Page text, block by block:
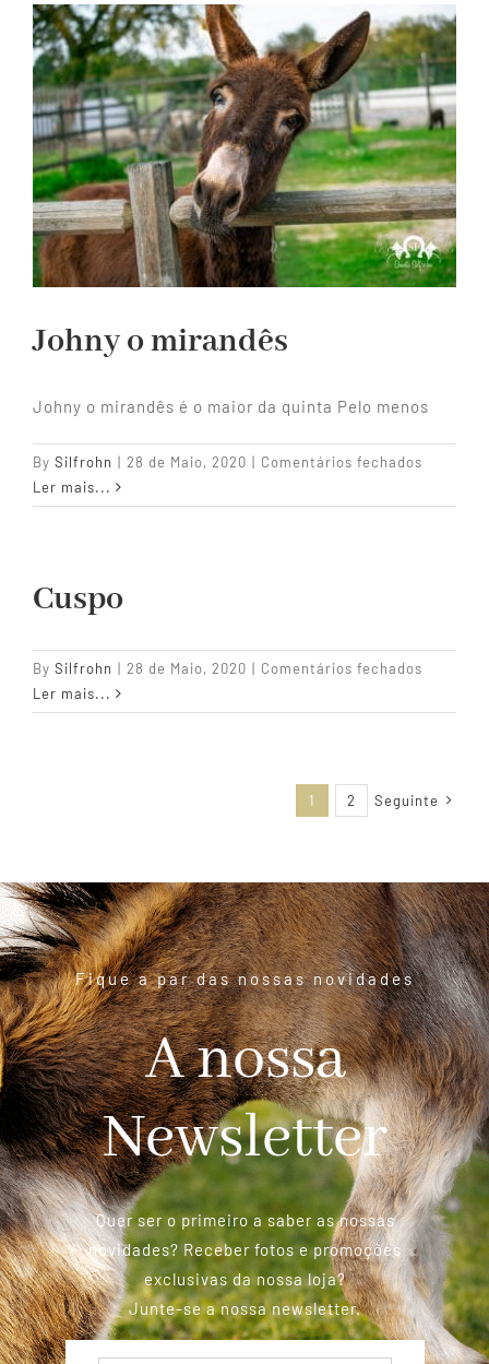
Johny o mirandês
Johny o mirandês é o maior da quinta Pelo menos
By Silfrohn | 28 de Maio, 2020 | Comentários fechados
o
Ler mais...
Cuspo
By Silfrohn | 28 de Maio, 2020 | Comentários fechados
Ler mais...
1 2 Seguinte
Fique a par das nossas novidades
A nossa
Newsletter
Quer ser o primeiro a saber as nossas
novidades? Receber fotos e promoções
exclusivas da nossa loja?
Junte-se a nossa newsletter.